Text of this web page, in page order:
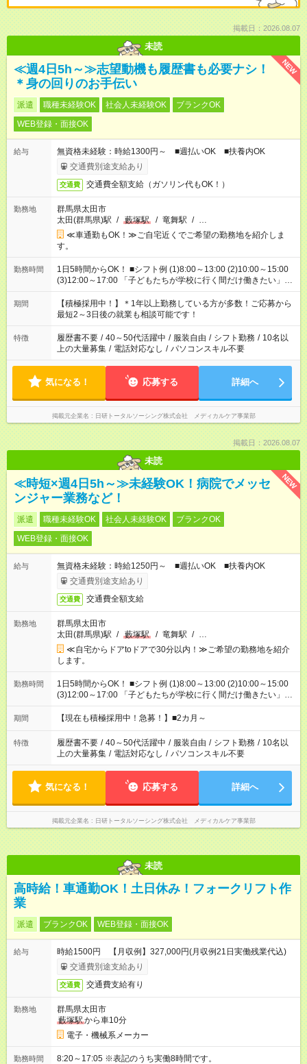
掲載日：2026.08.07
未読
NEW
≪週4日5h～≫志望動機も履歴書も必要ナシ！
＊身の回りのお手伝い
派遣 職種未経験OK 社会人未経験OK
ブランクOK
WEB登録・面接OK
給与
無資格未経験：時給1300円～ ■週払いOK ■扶養内OK
交通費別途支給あり
交通費 交通費全額支給（ガソリン代もOK！）
勤務地
群馬県太田市
太田(群馬県)駅 / 藪塚駅 / 竜舞駅 / …
≪車通勤もOK！≫ご自宅近くでご希望の勤務地を紹介しま
す。
勤務時間
1日5時間からOK！ ■シフト例 (1)8:00～13:00 (2)10:00～15:00
(3)12:00～17:00 「子どもたちが学校に行く間だけ働きたい」
「余裕を持って夕飯の準備がしたい」 「午前中は働いて、午後
はプライベートの時間にしたい」 など、ご希望を教えてくださ
いね。 ※Wワーク希望の方へ 今ご覧のお仕事で希望する勤務時
間と、もう1つのお仕事の勤務時間。 合計で週40時間を超える
場合は応募できません。
期間
【積極採用中！】＊1年以上勤務している方が多数！ご応募から
最短2～3日後の就業も相談可能です！
特徴 履歴書不要 / 40～50代活躍中 / 服装自由 / シフト勤務 / 10名以
上の大量募集 / 電話対応なし / パソコンスキル不要
気になる！ 応募する 詳細へ
掲載元企業名 日研トータルソーシング株式会社 メディカルケア事業部
掲載日：2026.08.07
未読
NEW
≪時短×週4日5h～≫未経験OK！病院でメッセ
ンジャー業務など！
派遣 職種未経験OK 社会人未経験OK
ブランクOK
WEB登録・面接OK
給与
無資格未経験：時給1250円～ ■週払いOK ■扶養内OK
交通費別途支給あり
交通費 交通費全額支給
勤務地
群馬県太田市
太田(群馬県)駅 / 藪塚駅 / 竜舞駅 / …
≪自宅からドアtoドアで30分以内！≫ご希望の勤務地を紹介
します。
勤務時間
1日5時間からOK！ ■シフト例 (1)8:00～13:00 (2)10:00～15:00
(3)12:00～17:00 「子どもたちが学校に行く間だけ働きたい」
「余裕を持って夕飯の準備がしたい」 「午前中は働いて、午後
はプライベートの時間にしたい」 など、ご希望を教えてくださ
間と、もう1つのお仕事の勤務時間。 合計で週40時間を超える
場合は応募できません。
期間 【現在も積極採用中！急募！】■2カ月～
特徴 履歴書不要 / 40～50代活躍中 / 服装自由 / シフト勤務 / 10名以
上の大量募集 / 電話対応なし / パソコンスキル不要
気になる！ 応募する 詳細へ
掲載元企業名 日研トータルソーシング株式会社 メディカルケア事業部
未読
高時給！車通勤OK！土日休み！フォークリフト作
業
派遣 ブランクOK WEB登録・面接OK
給与
時給1500円 【月収例】327,000円(月収例21日実働残業代込)
交通費別途支給あり
交通費 交通費支給有り
勤務地
群馬県太田市
藪塚駅から車10分
電子・機械系メーカー
勤務時間 8:20～17:05 ※表記のうち実働8時間です。